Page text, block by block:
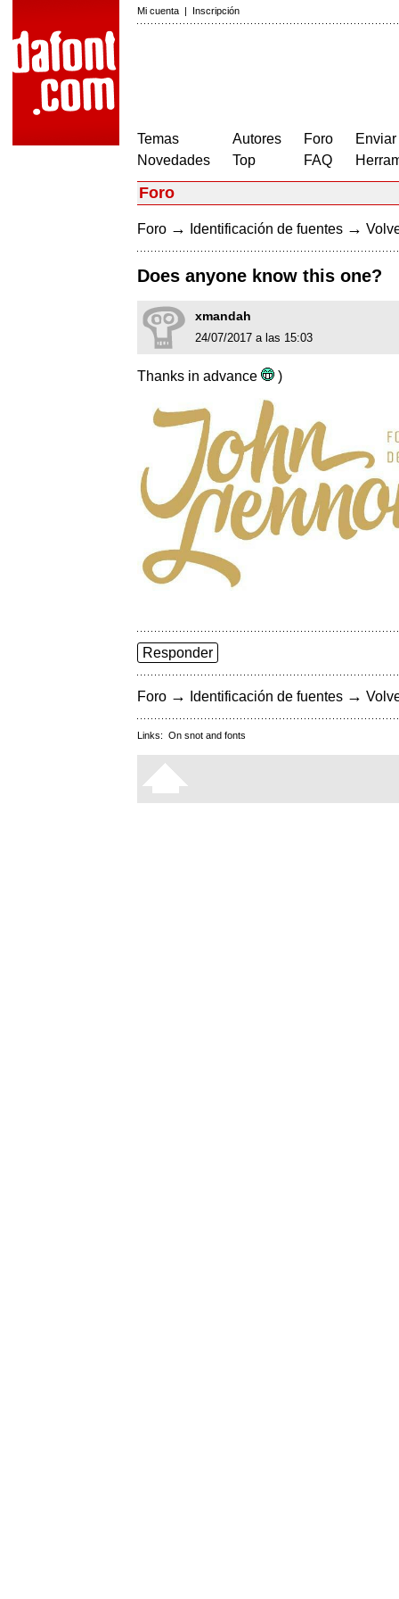
Mi cuenta | Inscripción
Temas
Novedades
Autores
Top
Foro
FAQ
Foro
Foro → Identificación de fuentes →
Does anyone know this one?
xmandah
24/07/2017 a las 15:03
Thanks in advance )
Responder
Foro → Identificación de fuentes →
Links: On snot and fonts